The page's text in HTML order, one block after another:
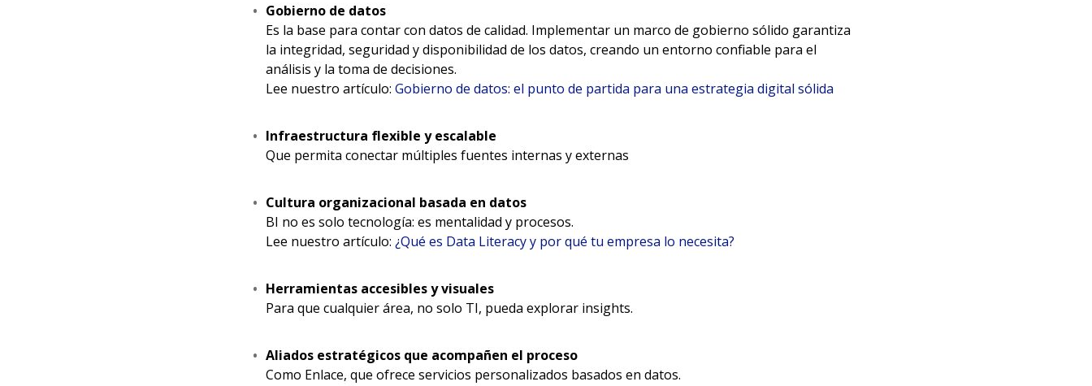
Gobierno de datos
Es la base para contar con datos de calidad. Implementar un marco de gobierno sólido garantiza
la integridad, seguridad y disponibilidad de los datos, creando un entorno confiable para el
análisis y la toma de decisiones.
Lee nuestro artículo: Gobierno de datos: el punto de partida para una estrategia digital sólida
Infraestructura flexible y escalable
Que permita conectar múltiples fuentes internas y externas
Cultura organizacional basada en datos
BI no es solo tecnología: es mentalidad y procesos.
Lee nuestro artículo: ¿Qué es Data Literacy y por qué tu empresa lo necesita?
Herramientas accesibles y visuales
Para que cualquier área, no solo TI, pueda explorar insights.
Aliados estratégicos que acompañen el proceso
Como Enlace, que ofrece servicios personalizados basados en datos.